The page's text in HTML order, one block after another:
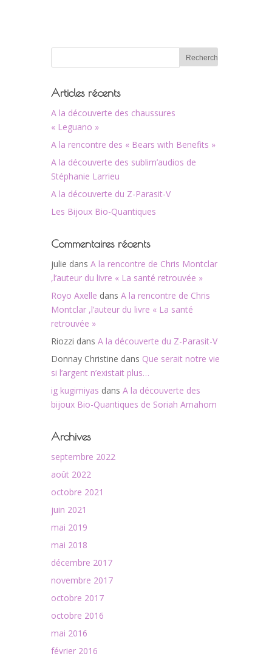
Articles récents
A la découverte des chaussures
« Leguano »
A la rencontre des « Bears with Benefits »
A la découverte des sublim’audios de
Stéphanie Larrieu
A la découverte du Z-Parasit-V
Les Bijoux Bio-Quantiques
Commentaires récents
julie dans A la rencontre de Chris Montclar
,l’auteur du livre « La santé retrouvée »
Royo Axelle dans A la rencontre de Chris
Montclar ,l’auteur du livre « La santé
retrouvée »
Riozzi dans A la découverte du Z-Parasit-V
Donnay Christine dans Que serait notre vie
si l’argent n’existait plus…
ig kugimiyas dans A la découverte des
bijoux Bio-Quantiques de Soriah Amahom
Archives
septembre 2022
août 2022
octobre 2021
juin 2021
mai 2019
mai 2018
décembre 2017
novembre 2017
octobre 2017
octobre 2016
mai 2016
février 2016